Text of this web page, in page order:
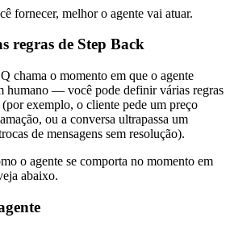
fornecer, melhor o agente vai atuar.
regras de Step Back
chama o momento em que o agente
humano — você pode definir várias regras
exemplo, o cliente pede um preço
ou a conversa ultrapassa um
de mensagens sem resolução).
o agente se comporta no momento em
abaixo.